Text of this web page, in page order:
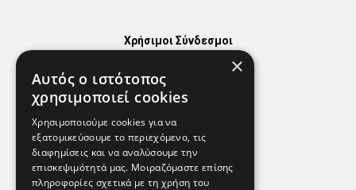
Χρήσιμοι Σύνδεσμοι
Χρήσιμα Τηλέφωνα
Εφημερεύοντα Φαρμακεία
Απόρρητο
×
Αυτός ο ιστότοπος
χρησιμοποιεί cookies
Χρησιμοποιούμε cookies για να
εξατομικεύσουμε το περιεχόμενο, τις
διαφημίσεις και να αναλύσουμε την
επισκεψιμότητά μας. Μοιραζόμαστε επίσης
πληροφορίες σχετικά με τη χρήση του